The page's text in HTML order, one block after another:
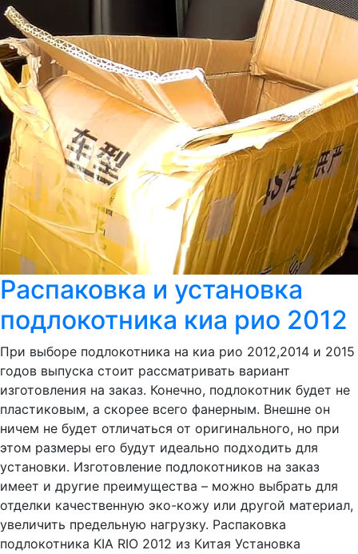
Распаковка и установка
подлокотника киа рио 2012
При выборе подлокотника на киа рио 2012,2014 и 2015
годов выпуска стоит рассматривать вариант
изготовления на заказ. Конечно, подлокотник будет не
пластиковым, а скорее всего фанерным. Внешне он
ничем не будет отличаться от оригинального, но при
этом размеры его будут идеально подходить для
установки. Изготовление подлокотников на заказ
имеет и другие преимущества – можно выбрать для
отделки качественную эко-кожу или другой материал,
увеличить предельную нагрузку. Распаковка
подлокотника KIA RIO 2012 из Китая Установка